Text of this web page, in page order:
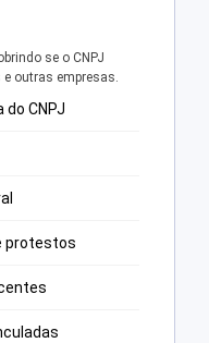
se o CNPJ
outras empresas.
CNPJ
protestos